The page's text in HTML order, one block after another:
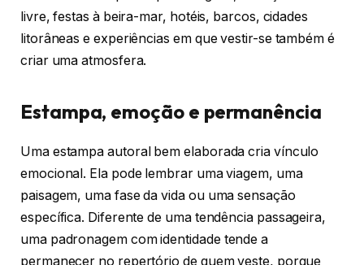
livre, festas à beira-mar, hotéis, barcos, cidades
litorâneas e experiências em que vestir-se também é
criar uma atmosfera.
Estampa, emoção e permanência
Uma estampa autoral bem elaborada cria vínculo
emocional. Ela pode lembrar uma viagem, uma
paisagem, uma fase da vida ou uma sensação
específica. Diferente de uma tendência passageira,
uma padronagem com identidade tende a
permanecer no repertório de quem veste, porque